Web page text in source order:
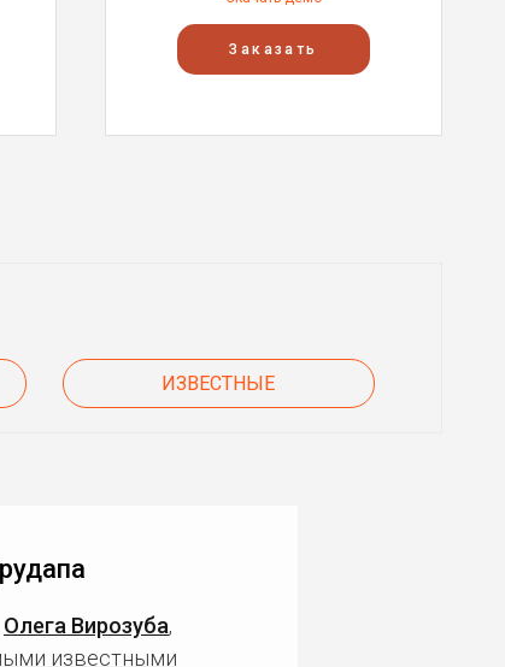
Заказать
ИЗВЕСТНЫЕ
Олега Вирозуба,
известными